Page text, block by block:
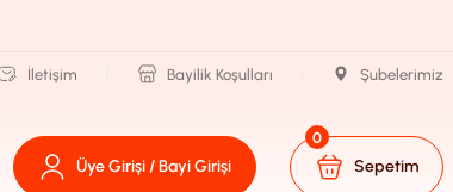
İletişim Bayilik Koşulları Şubelerimiz
Üye Girişi / Bayi Girişi Sepetim
0